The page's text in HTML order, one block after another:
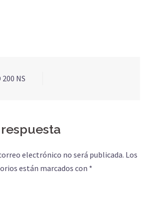
200 NS
electrónico no será publicada. Los
están marcados con *